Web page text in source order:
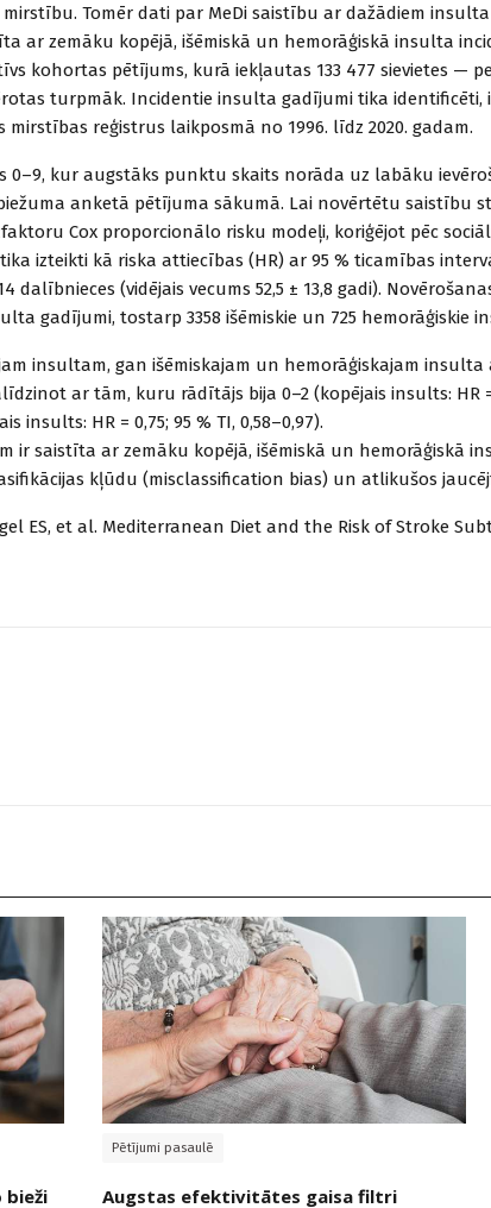
Tomēr dati par MeDi saistību ar dažādiem
ar zemāku kopējā, išēmiskā un hemorāģiskā insulta
kohortas pētījums, kurā iekļautas 133 477 sievietes —
turpmāk. Incidentie insulta gadījumi tika
reģistrus laikposmā no 1996. līdz 2020. gadam.
0–9, kur augstāks punktu skaits norāda uz labāku
anketā pētījuma sākumā. Lai novērtētu saistību
Cox proporcionālo risku modeļi, koriģējot pēc
izteikti kā riska attiecības (HR) ar 95 % ticamības
dalībnieces (vidējais vecums 52,5 ± 13,8 gadi).
gadījumi, tostarp 3358 išēmiskie un 725 hemorāģiskie
insultam, gan išēmiskajam un hemorāģiskajam
ar tām, kuru rādītājs bija 0–2 (kopējais insults: HR =
insults: HR = 0,75; 95 % TI, 0,58–0,97).
ir saistīta ar zemāku kopējā, išēmiskā un hemorāģiskā
kļūdu (misclassification bias) un atlikušos
ES, et al. Mediterranean Diet and the Risk of Stroke
bieži
Pētījumi pasaulē
Augstas efektivitātes gaisa filtri